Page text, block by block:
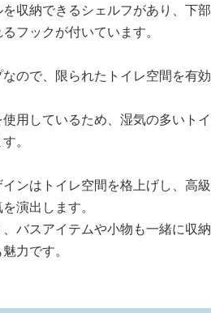
収納できるシェルフがあり、下部
フックが付いています。
ので、限られたトイレ空間を有効
用しているため、湿気の多いトイ
。
ンはトイレ空間を格上げし、高級
演出します。
バスアイテムや小物も一緒に収納
力です。